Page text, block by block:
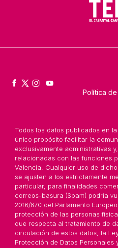
Política
Todos los datos publicados en
único propósito facilitar la
exclusivamente administrativas
relacionadas con las funciones
Valencia. Cualquier uso de
se ajusten a los estrictamente
particular, para finalidades
correos-basura (Spam) podría
2016/670 del Parlamento
protección de las personas
que respecta al tratamiento de
circulación de estos datos, la
Protección de Datos Personales